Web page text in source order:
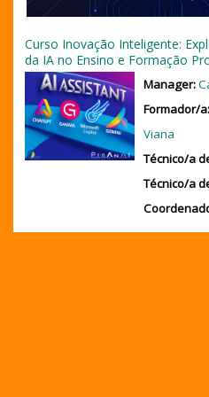
Curso Inovação Inteligente:
da IA no Ensino e Formação
Manager:
Formador/
Viana
Técnico/a
Técnico/a